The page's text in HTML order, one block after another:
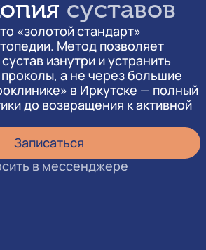
суставов
«золотой стандарт»
Метод позволяет
изнутри и устранить
а не через большие
в Иркутске — полный
до возвращения к активной
Записаться
в мессенджере